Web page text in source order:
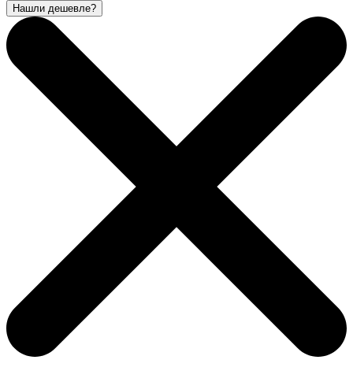
Нашли дешевле?